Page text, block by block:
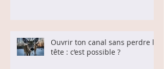
Ouvrir ton canal sans perdre la
tête : c’est possible ?